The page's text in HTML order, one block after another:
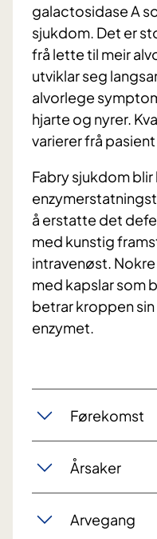
galactosidase A
sjukdom. Det er
frå lette til meir
utviklar seg
alvorlege
hjarte og nyrer.
varierer frå
Fabry sjukdom
å erstatte det
med kunstig
intravenøst.
med kapslar som
betrar kroppen
enzymet.
Førekomst
Årsaker
Arvegang